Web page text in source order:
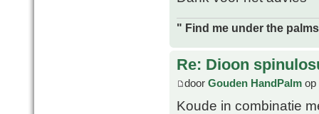
" Find me under the
Re: Dioon
door Gouden HandPalm op
Koude in combinatie